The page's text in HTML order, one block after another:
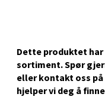
Dette produktet
sortiment. Spør
eller kontakt oss
hjelper vi deg å
Stavanger
Senter
Gartnerveien 16,